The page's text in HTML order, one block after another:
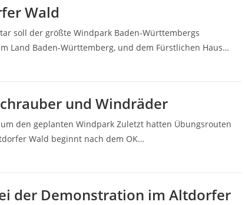
Wald
soll der größte Windpark Baden-Württembergs
Land Baden-Württemberg, und dem Fürstlichen Haus…
und Windräder
den geplanten Windpark Zuletzt hatten Übungsrouten
Wald beginnt nach dem OK…
der Demonstration im Altdorfer